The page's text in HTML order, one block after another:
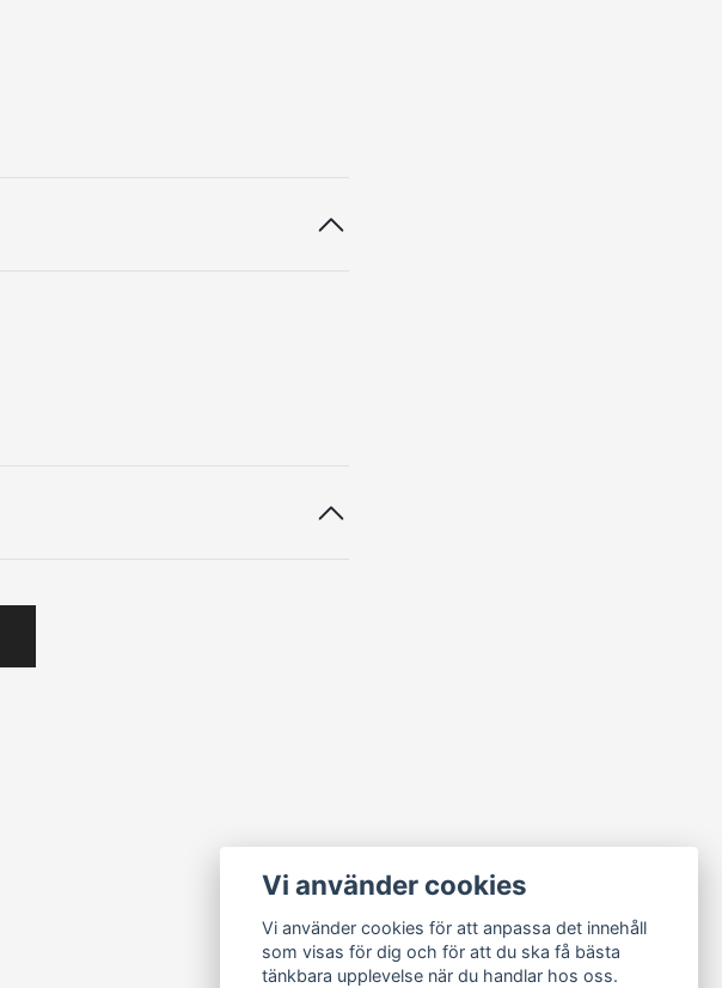
Vi använder cookies
Vi använder cookies för att anpassa det innehåll
som visas för dig och för att du ska få bästa
tänkbara upplevelse när du handlar hos oss.